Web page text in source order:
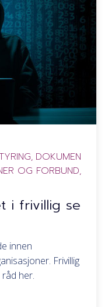
, DOKUMEN
OG FORBUND,
i frivillig se
innen
Frivillig
her.